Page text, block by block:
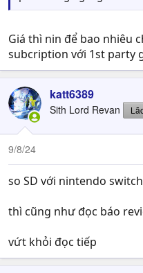
Giá thì nin để bao nhiêu
subcription với 1st party
katt6389
Sith Lord Revan
9/8/24
so SD với nintendo switch
thì cũng như đọc báo
vứt khỏi đọc tiếp